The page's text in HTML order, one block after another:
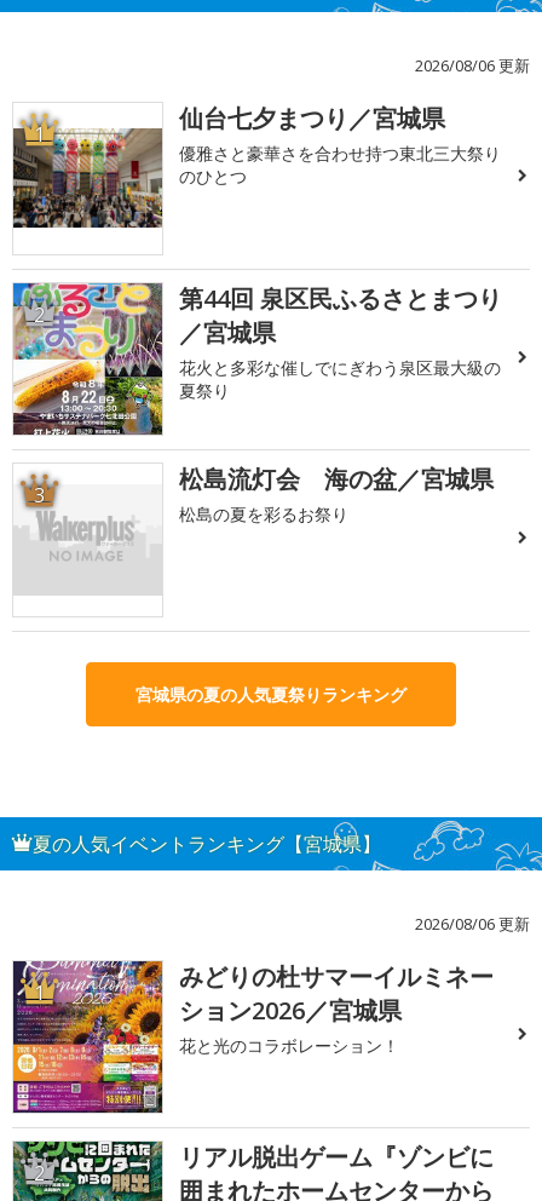
2026/08/06 更新
1 仙台七夕まつり／宮城県
優雅さと豪華さを合わせ持つ東北三大祭り
のひとつ
2
第44回 泉区民ふるさとまつり
／宮城県
花火と多彩な催しでにぎわう泉区最大級の
夏祭り
3 松島流灯会 海の盆／宮城県
松島の夏を彩るお祭り
宮城県の夏の人気夏祭りランキング
夏の人気イベントランキング【宮城県】
2026/08/06 更新
1
みどりの杜サマーイルミネー
ション2026／宮城県
花と光のコラボレーション！
2
リアル脱出ゲーム『ゾンビに
囲まれたホームセンターから